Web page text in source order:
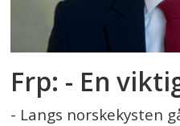
Frp: - En
- Langs norskekysten